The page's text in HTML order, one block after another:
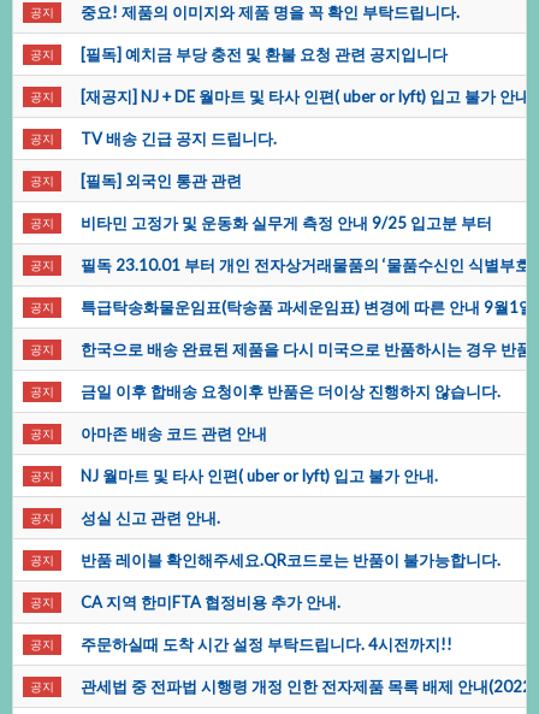
공지 중요!제품의이미지와제품명을꼭확인부탁드립니다.
공지 [필독]예치금부당충전및환불요청관련공지입니다
공지 [재공지]NJ+DE월마트및타사인편(uberorlyft)입고불가안내
공지 TV배송긴급공지드립니다.
공지 [필독]외국인통관관련
공지 비타민고정가및운동화실무게측정안내9/25입고분부터
공지 필독23.10.01부터개인전자상거래물품의‘물품수신인식별부호
공지 특급탁송화물운임표(탁송품과세운임표)변경에따른안내9월1
공지 한국으로배송완료된제품을다시미국으로반품하시는경우반품
공지 금일이후합배송요청이후반품은더이상진행하지않습니다.
공지 아마존배송코드관련안내
공지 NJ월마트및타사인편(uberorlyft)입고불가안내.
공지 성실신고관련안내.
공지 반품레이블확인해주세요.QR코드로는반품이불가능합니다.
공지 CA지역한미FTA협정비용추가안내.
공지 주문하실때도착시간설정부탁드립니다.4시전까지!!
공지 관세법중전파법시행령개정인한전자제품목록배제안내